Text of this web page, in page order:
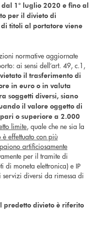
dal 1° luglio 2020 e fino al
per il divieto di
titoli al portatore viene
normative aggiornate
ai sensi dell’art. 49, c.1,
vietato il trasferimento di
in euro o in valuta
soggetti diversi, siano
il valore oggetto di
o superiore a 2.000
limite, quale che ne sia la
effettuato con più
artificiosamente
per il tramite di
di moneta elettronica) e IP
servizi diversi da rimessa di
predetto divieto è riferito